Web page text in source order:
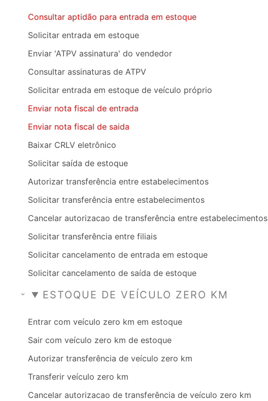
Consultar aptidão para entrada em estoque
Solicitar entrada em estoque
Enviar 'ATPV assinatura' do vendedor
Consultar assinaturas de ATPV
Solicitar entrada em estoque de veículo próprio
Enviar nota fiscal de entrada
Enviar nota fiscal de saida
Baixar CRLV eletrônico
Solicitar saída de estoque
Autorizar transferência entre estabelecimentos
Solicitar transferência entre estabelecimentos
Cancelar autorizacao de transferência entre estabelecimentos
Solicitar transferência entre filiais
Solicitar cancelamento de entrada em estoque
Solicitar cancelamento de saída de estoque
ESTOQUE DE VEÍCULO ZERO KM
Entrar com veículo zero km em estoque
Sair com veículo zero km de estoque
Autorizar transferência de veículo zero km
Transferir veículo zero km
Cancelar autorizacao de transferência de veículo zero km